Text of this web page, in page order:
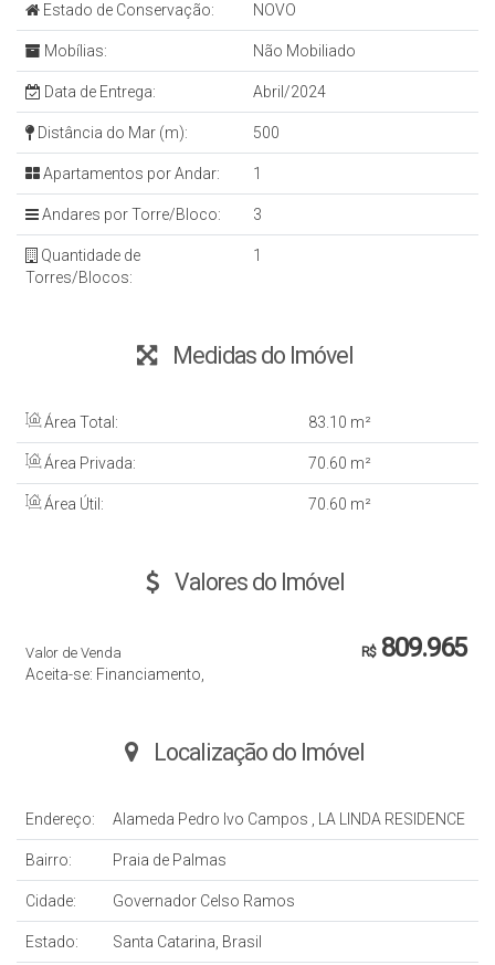
Estado de Conservação: NOVO
Mobílias: Não Mobiliado
Data de Entrega: Abril/2024
Distância do Mar (m): 500
Apartamentos por Andar: 1
Andares por Torre/Bloco: 3
Quantidade de
Torres/Blocos:
1
Medidas do Imóvel
Área Total: 83.10 m²
Área Privada: 70.60 m²
Área Útil: 70.60 m²
Valores do Imóvel
R$809.965
Valor de Venda
Aceita-se: Financiamento,
Localização do Imóvel
Endereço: Alameda Pedro Ivo Campos , LA LINDA RESIDENCE
Bairro: Praia de Palmas
Cidade: Governador Celso Ramos
Estado: Santa Catarina, Brasil